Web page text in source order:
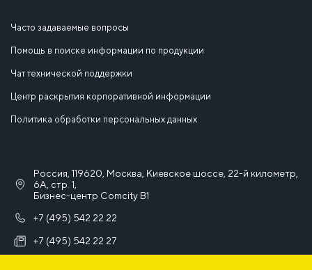
Часто задаваемые вопросы
Помощь в поиске информации по продукции
Чат технической поддержки
Центр раскрытия корпоративной информации
Политика обработки персональных данных
Россия, 119620, Москва, Киевское шоссе, 22-й километр,
6А, стр. 1,
Бизнес-центр Comcity B1
+7 (495) 542 22 22
+7 (495) 542 22 27